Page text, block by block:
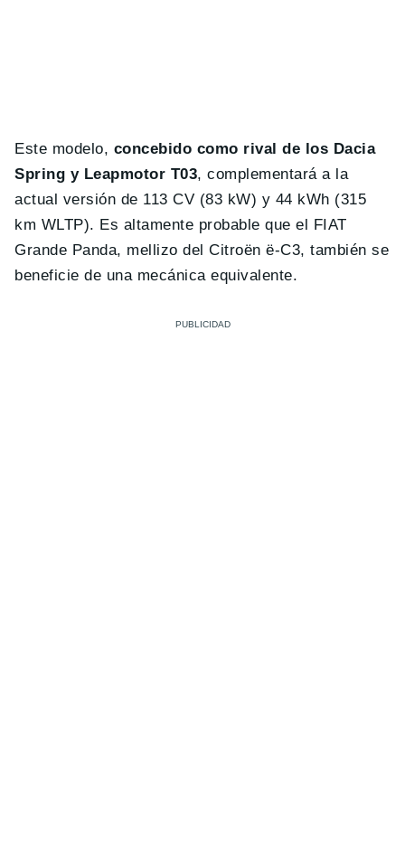
Este modelo, concebido como rival de los Dacia
Spring y Leapmotor T03, complementará a la
actual versión de 113 CV (83 kW) y 44 kWh (315
km WLTP). Es altamente probable que el FIAT
Grande Panda, mellizo del Citroën ë-C3, también se
beneficie de una mecánica equivalente.